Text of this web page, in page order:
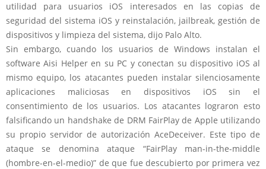
utilidad para usuarios iOS interesados en las copias de
seguridad del sistema iOS y reinstalación, jailbreak, gestión de
dispositivos y limpieza del sistema, dijo Palo Alto.
Sin embargo, cuando los usuarios de Windows instalan el
software Aisi Helper en su PC y conectan su dispositivo iOS al
mismo equipo, los atacantes pueden instalar silenciosamente
aplicaciones maliciosas en dispositivos iOS sin el
consentimiento de los usuarios. Los atacantes lograron esto
falsificando un handshake de DRM FairPlay de Apple utilizando
su propio servidor de autorización AceDeceiver. Este tipo de
ataque se denomina ataque “FairPlay man-in-the-middle
(hombre-en-el-medio)” de que fue descubierto por primera vez